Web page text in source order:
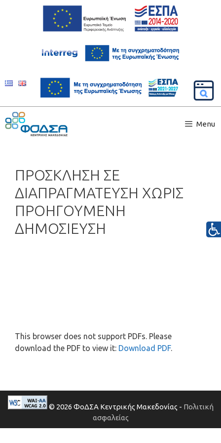
Menu
ΠΡΟΣΚΛΗΣΗ ΣΕ
ΔΙΑΠΡΑΓΜΑΤΕΥΣΗ ΧΩΡΙΣ
ΠΡΟΗΓΟΥΜΕΝΗ
ΔΗΜΟΣΙΕΥΣΗ
This browser does not support PDFs. Please
download the PDF to view it: Download PDF.
© 2026 ΦοΔΣΑ Κεντρικής Μακεδονίας - Πολιτική
ασφαλείας